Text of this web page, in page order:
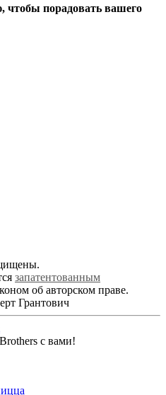
чтобы порадовать вашего
запатентованным
об авторском праве.
Грантович
с вами!